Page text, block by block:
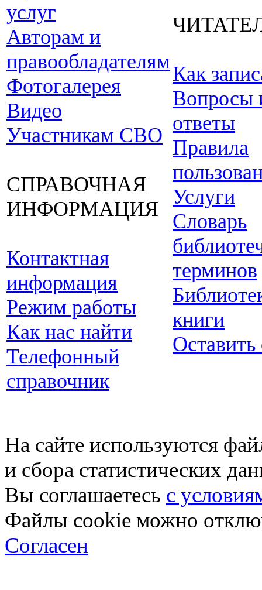
услуг
Авторам и
правообладателям
Фотогалерея
Видео
Участникам СВО
СПРАВОЧНАЯ
ИНФОРМАЦИЯ
Контактная
информация
Режим работы
Как нас найти
Телефонный
справочник
Как
Вопросы
ответы
Правила
Услуги
Словарь
терминов
книги
Оставить
На сайте используются
и сбора статистических
Вы соглашаетесь с
Файлы cookie можно
Согласен